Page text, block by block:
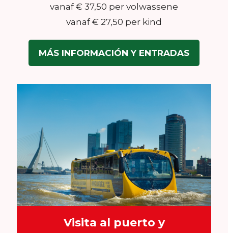
vanaf € 37,50 per volwassene
vanaf € 27,50 per kind
MÁS INFORMACIÓN Y ENTRADAS
Visita al puerto y